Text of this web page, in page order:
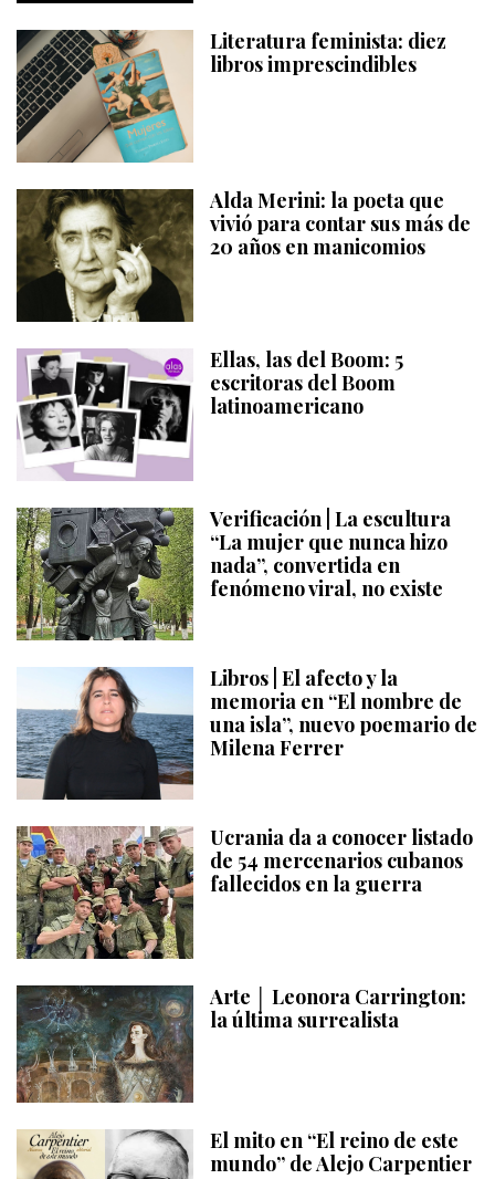
Literatura feminista: diez
libros imprescindibles
Alda Merini: la poeta que
vivió para contar sus más de
20 años en manicomios
Ellas, las del Boom: 5
escritoras del Boom
latinoamericano
Verificación | La escultura
“La mujer que nunca hizo
nada”, convertida en
fenómeno viral, no existe
Libros | El afecto y la
memoria en “El nombre de
una isla”, nuevo poemario de
Milena Ferrer
Ucrania da a conocer listado
de 54 mercenarios cubanos
fallecidos en la guerra
Arte │ Leonora Carrington:
la última surrealista
El mito en “El reino de este
mundo” de Alejo Carpentier